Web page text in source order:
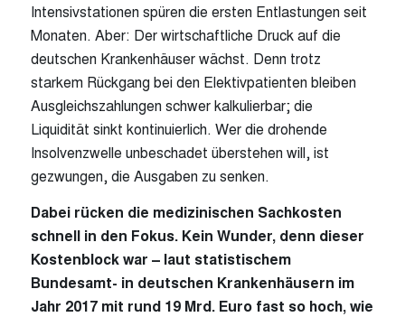
Intensivstationen spüren die ersten Entlastungen seit
Monaten. Aber: Der wirtschaftliche Druck auf die
deutschen Krankenhäuser wächst. Denn trotz
starkem Rückgang bei den Elektivpatienten bleiben
Ausgleichszahlungen schwer kalkulierbar; die
Liquidität sinkt kontinuierlich. Wer die drohende
Insolvenzwelle unbeschadet überstehen will, ist
gezwungen, die Ausgaben zu senken.
Dabei rücken die medizinischen Sachkosten
schnell in den Fokus. Kein Wunder, denn dieser
Kostenblock war – laut statistischem
Bundesamt- in deutschen Krankenhäusern im
Jahr 2017 mit rund 19 Mrd. Euro fast so hoch, wie